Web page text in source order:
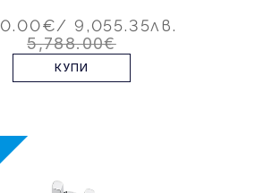
/ 9,055.35лв.
5,788.00€
КУПИ